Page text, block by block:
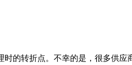
的转折点。不幸的是，很多供